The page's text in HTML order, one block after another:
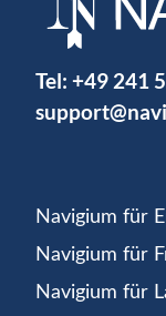
Tel: +49 241
Navigium für
Navigium für
Navigium für